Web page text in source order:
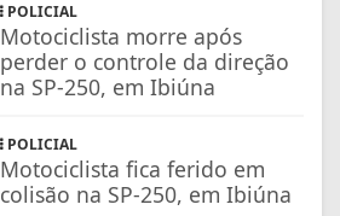
POLICIAL
Motociclista morre após
perder o controle da direção
na SP-250, em Ibiúna
POLICIAL
Motociclista fica ferido em
colisão na SP-250, em Ibiúna